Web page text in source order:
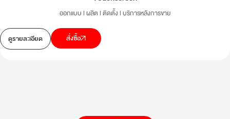
ออกแบบ l ผลิต l ติดตั้ง l บริการหลังการขาย
ดูรายละเอียด สั่งซื้อ